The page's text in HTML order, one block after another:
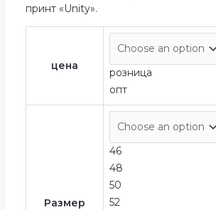
принт «Unity».
цена
розница
опт
Размер
46
48
50
52